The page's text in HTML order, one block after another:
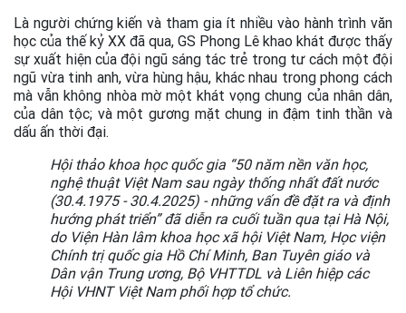
Là người chứng kiến và tham gia ít nhiều vào hành trình văn
học của thế kỷ XX đã qua, GS Phong Lê khao khát được thấy
sự xuất hiện của đội ngũ sáng tác trẻ trong tư cách một đội
ngũ vừa tinh anh, vừa hùng hậu, khác nhau trong phong cách
mà vẫn không nhòa mờ một khát vọng chung của nhân dân,
của dân tộc; và một gương mặt chung in đậm tinh thần và
dấu ấn thời đại.
Hội thảo khoa học quốc gia “50 năm nền văn học,
nghệ thuật Việt Nam sau ngày thống nhất đất nước
(30.4.1975 - 30.4.2025) - những vấn đề đặt ra và định
hướng phát triển” đã diễn ra cuối tuần qua tại Hà Nội,
do Viện Hàn lâm khoa học xã hội Việt Nam, Học viện
Chính trị quốc gia Hồ Chí Minh, Ban Tuyên giáo và
Dân vận Trung ương, Bộ VHTTDL và Liên hiệp các
Hội VHNT Việt Nam phối hợp tổ chức.